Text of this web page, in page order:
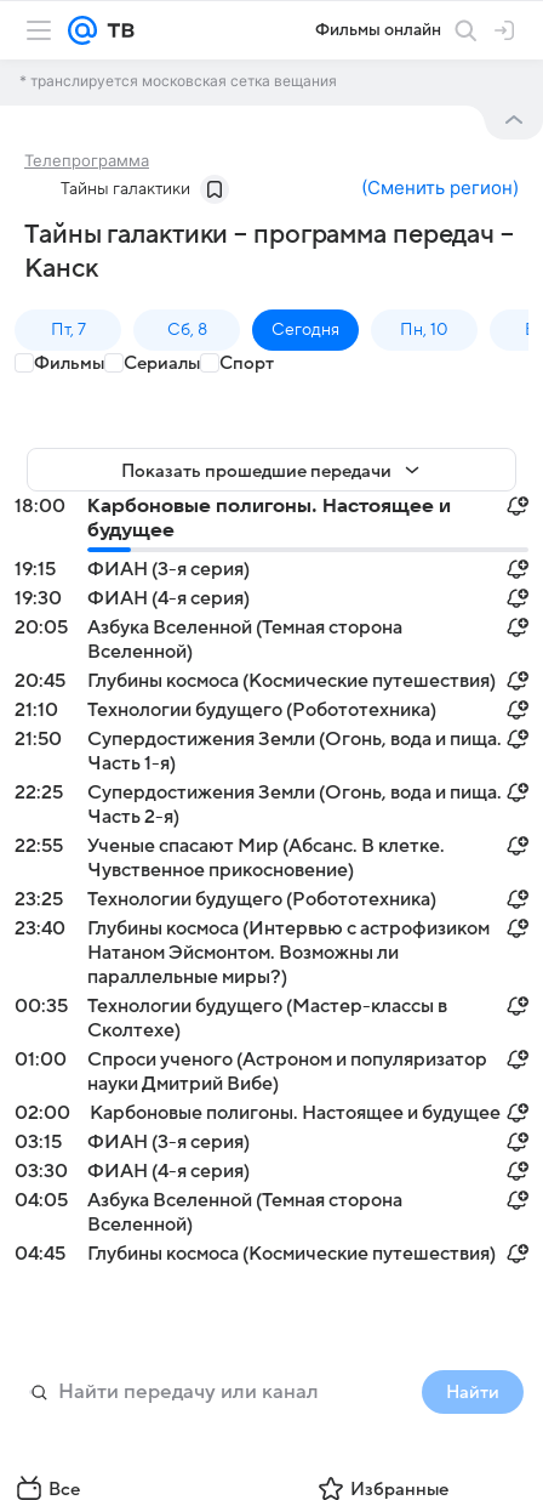
Фильмы онлайн
* транслируется московская сетка вещания
Телепрограмма
Тайны галактики (Сменить регион)
Тайны галактики – программа передач –
Канск
Пт, 7 Сб, 8 Сегодня Пн, 10
Фильмы Сериалы Спорт
Показать прошедшие передачи
18:00
Карбоновые полигоны. Настоящее и
будущее
19:15
ФИАН (3-я серия)
19:30
ФИАН (4-я серия)
20:05
Азбука Вселенной (Темная сторона
Вселенной)
20:45
Глубины космоса (Космические путешествия)
21:10
Технологии будущего (Робототехника)
21:50
Супердостижения Земли (Огонь, вода и пища.
Часть 1-я)
22:25
Супердостижения Земли (Огонь, вода и пища.
Часть 2-я)
22:55
Ученые спасают Мир (Абсанс. В клетке.
Чувственное прикосновение)
23:25
Технологии будущего (Робототехника)
23:40
Глубины космоса (Интервью с астрофизиком
Натаном Эйсмонтом. Возможны ли
параллельные миры?)
00:35
Технологии будущего (Мастер-классы в
Сколтехе)
01:00
Спроси ученого (Астроном и популяризатор
науки Дмитрий Вибе)
02:00
Карбоновые полигоны. Настоящее и будущее
03:15
ФИАН (3-я серия)
03:30
ФИАН (4-я серия)
04:05
Азбука Вселенной (Темная сторона
Вселенной)
04:45
Глубины космоса (Космические путешествия)
Найти
Все Избранные